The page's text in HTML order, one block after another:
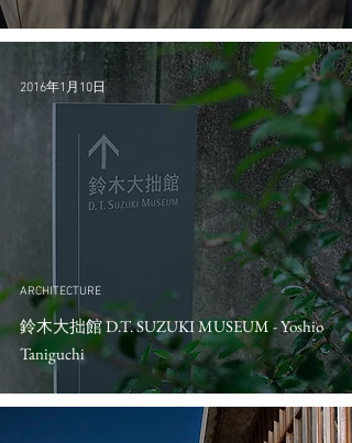
鈴木大拙館 D.T. SUZUKI MUSEUM - Yoshio
Taniguchi
ARCHITECTURE
2016年1月10日